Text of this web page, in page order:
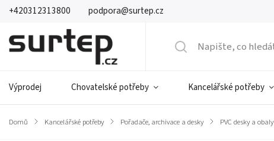
+420312313800 podpora@surtep.cz
Výprodej Chovatelské potřeby Kancelářské potřeby
Domů / Kancelářské potřeby / Pořadače, archivace a desky / PVC desky a obaly